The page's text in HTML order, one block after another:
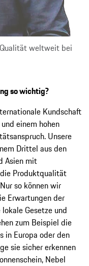
weltweit bei
so wichtig?
Kundschaft
einem hohen
Unsere
Drittel aus den
Asien mit
Produktqualität
so können wir
Erwartungen der
Gesetze und
zum Beispiel die
in Europa oder den
sie sicher erkennen
Nebel